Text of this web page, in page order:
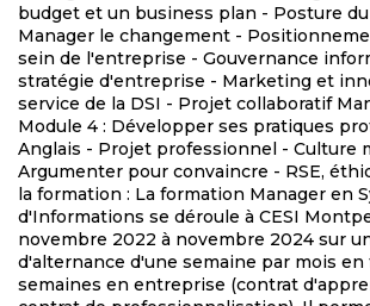
budget et un business plan - Posture
Manager le changement -
sein de l'entreprise - Gouvernance
stratégie d'entreprise - Marketing et
service de la DSI - Projet collaboratif
Module 4 : Développer ses pratiques
Anglais - Projet professionnel - Culture
Argumenter pour convaincre - RSE,
la formation : La formation Manager en
d'Informations se déroule à CESI
novembre 2022 à novembre 2024 sur
d'alternance d'une semaine par mois
semaines en entreprise (contrat